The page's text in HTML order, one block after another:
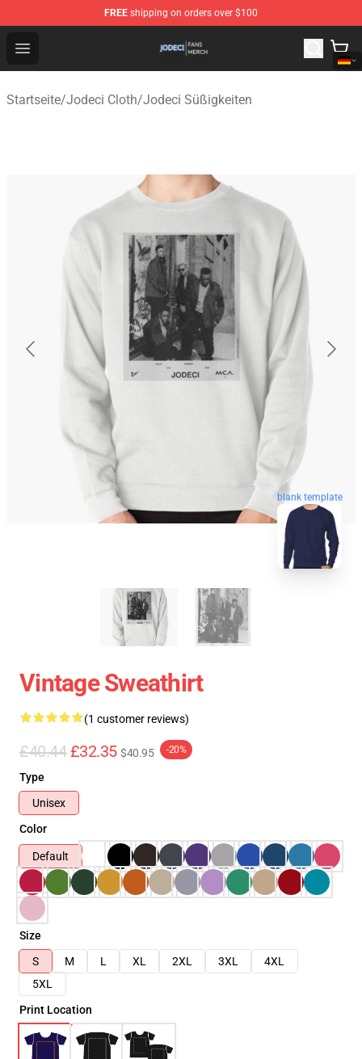
FREE shipping on orders over $100
Open menu
Jodeci Shop - Official Jodeci Merchandise Store
Startseite/Jodeci Cloth/Jodeci Süßigkeiten
blank template
Vintage Sweathirt
(1 customer reviews)
£40.44 £32.35 $40.95 -20%
Type
Unisex
Color
Default
Size
S
M L XL 2XL 3XL
4XL
5XL
Print Location